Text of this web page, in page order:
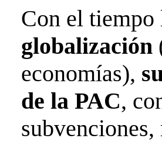
Con el
globalización
economías),
de la PAC,